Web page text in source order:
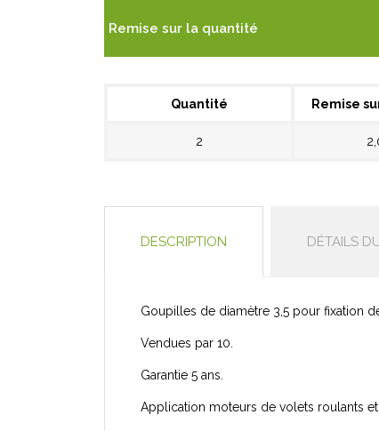
Remise sur la quantité
Quantité Remise
2
DESCRIPTION DÉTAILS
Goupilles de diamètre 3,5 pour fixation
Vendues par 10.
Garantie 5 ans.
Application moteurs de volets roulants